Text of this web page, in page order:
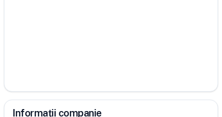
Informații companie